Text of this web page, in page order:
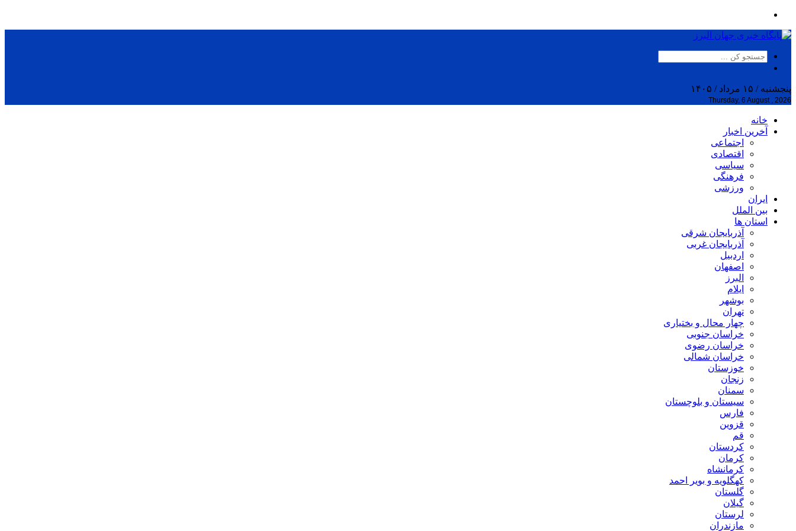
پنجشنبه / ۱۵ مرداد / ۱۴۰۵
Thursday, 6 August , 2026
خانه
آخرین اخبار
اجتماعی
اقتصادی
سیاسی
فرهنگی
ورزشی
ایران
بین الملل
استان ها
آذربایجان شرقی
آذربایجان غربی
اردبیل
اصفهان
البرز
ایلام
بوشهر
تهران
چهار محال و بختیاری
خراسان جنوبی
خراسان رضوی
خراسان شمالی
خوزستان
زنجان
سمنان
سیستان و بلوچستان
فارس
قزوین
قم
کردستان
کرمان
کرمانشاه
کهگلویه و بویر احمد
گلستان
گیلان
لرستان
مازندران